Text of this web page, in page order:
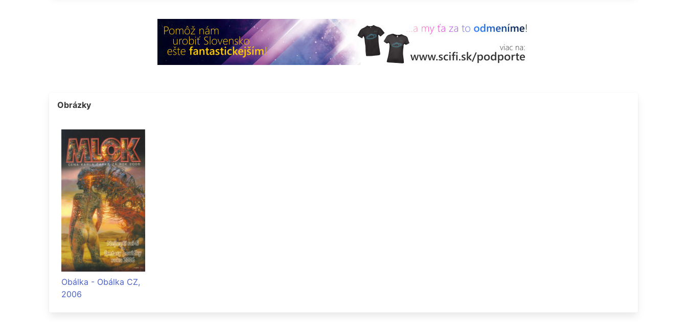
Obrázky
Obálka - Obálka CZ,
2006